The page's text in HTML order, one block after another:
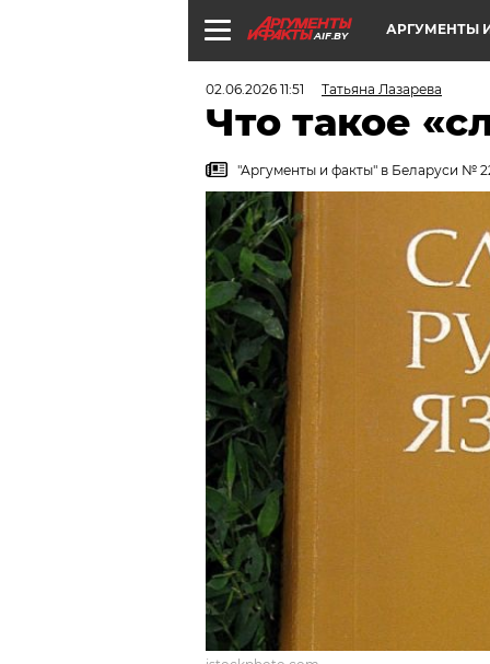
AIF.BY АРГУМЕНТЫ
02.06.2026 11:51 Татьяна Лазарева
Что такое
"Аргументы и факты" в Беларуси №